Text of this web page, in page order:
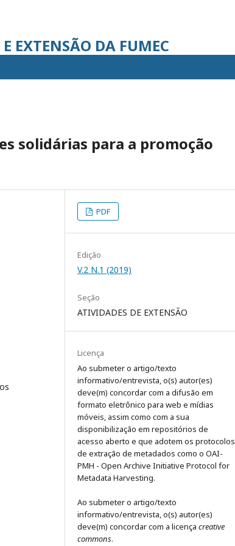
EXTENSÃO DA FUMEC
solidárias para a promoção
PDF
Edição
V.2 N.1 (2019)
Seção
ATIVIDADES DE EXTENSÃO
Licença
Ao submeter o artigo/texto
informativo/entrevista, o(s) autor(es)
deve(m) concordar com a difusão em
formato eletrônico para web e mídias
móveis, assim como com a sua
disponibilização em repositórios de
acesso aberto e que adotem os protocolos
de extração de metadados como o OAI-
PMH - Open Archive Initiative Protocol for
Metadata Harvesting.
Ao submeter o artigo/texto
informativo/entrevista, o(s) autor(es)
deve(m) concordar com a licença creative
commons.